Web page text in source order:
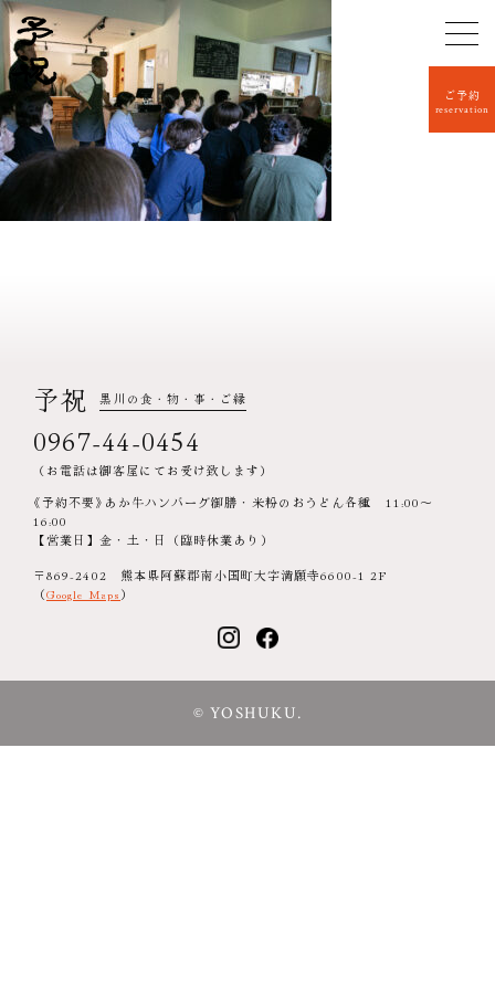
ご予約
reservation
予祝 黒川の食・物・事・ご縁
0967-44-0454
（お電話は御客屋にてお受け致します）
《予約不要》あか牛ハンバーグ御膳・米粉のおうどん各種 11:00～
16:00
【営業日】金・土・日（臨時休業あり）
〒869-2402 熊本県阿蘇郡南小国町大字満願寺6600-1 2F
（Google Maps）
© YOSHUKU.